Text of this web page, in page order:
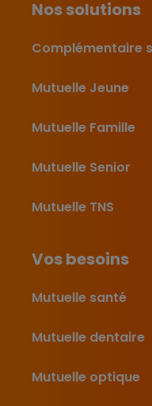
Nos solutions
Complémentaire
Mutuelle Jeune
Mutuelle Famille
Mutuelle Senior
Mutuelle TNS
Vos besoins
Mutuelle santé
Mutuelle dentaire
Mutuelle optique